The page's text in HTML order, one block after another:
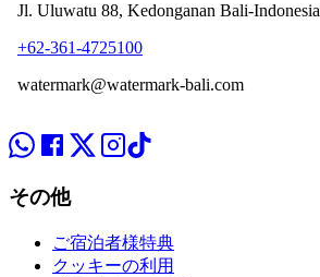
Jl. Uluwatu 88, Kedonganan Bali-Indonesia
+62-361-4725100
watermark@watermark-bali.com
その他
ご宿泊者様特典
クッキーの利用